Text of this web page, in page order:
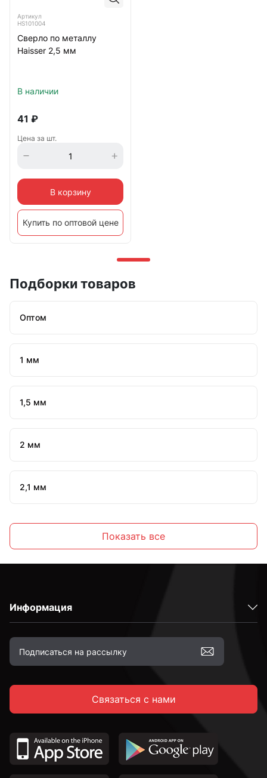
Артикул
HS101004
Сверло по металлу
Haisser 2,5 мм
В наличии
41 ₽
Цена за шт.
В корзину
Купить по оптовой цене
Подборки товаров
Оптом
1 мм
1,5 мм
2 мм
2,1 мм
2,4 мм
2,5 мм
2,7 мм
Показать все
Информация
Связаться с нами